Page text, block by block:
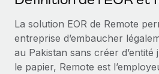
Simplifiez vos processus de
candidats
Remote Watchtower
ÉTUDES DE CAS
Obtenir de l’aide
Voir toutes les ressources
BLOG
La solution EOR de Remote
entreprise d’embaucher
au Pakistan sans créer
le papier, Remote est